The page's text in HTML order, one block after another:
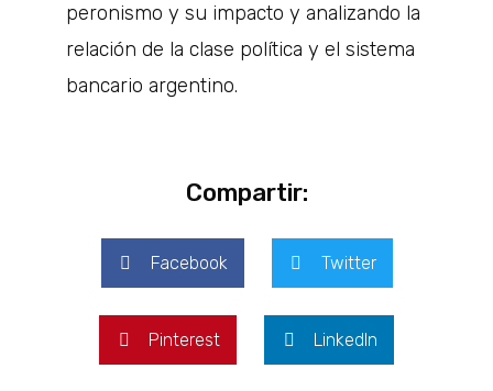
peronismo y su impacto y analizando la
relación de la clase política y el sistema
bancario argentino.
Compartir:
Facebook Twitter
Pinterest LinkedIn